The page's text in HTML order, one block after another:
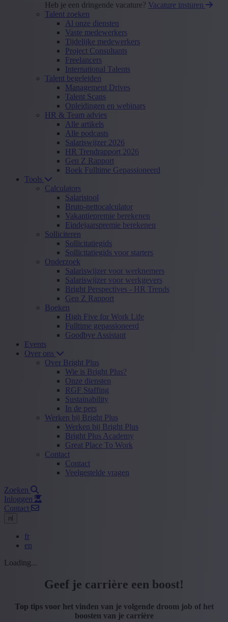
Heb je een dringende vacature? Vacature insturen
Talent zoeken
Al onze diensten
Vaste medewerkers
Tijdelijke medewerkers
Project Consultants
Freelancers
International Talents
Talent begeleiden
Management Drives
Talent Scans
Opleidingen en webinars
HR & Team advies
Alle artikels
Alle podcasts
Salariswijzer 2026
HR Trendrapport 2026
Gen Z Rapport
Boek Fulltime Gepassioneerd
Tools
Calculators
Salaristool
Bruto-nettocalculator
Vakantiepremie berekenen
Eindejaarspremie berekenen
Solliciteren
Sollicitatiegids
Sollicitatiegids voor starters
Onderzoek
Salariswijzer voor werknemers
Salariswijzer voor werkgevers
Bright Perspectives - HR Trends
Gen Z Rapport
Boeken
High Five for Work Life
Fulltime gepassioneerd
Goodbye Assistant
Events
Over ons
Over Bright Plus
Wie is Bright Plus?
Onze diensten
RGF Staffing
Sustainability
In de pers
Werken bij Bright Plus
Werken bij Bright Plus
Bright Plus Academy
Great Place To Work
Contact
Contact
Veelgestelde vragen
Zoeken
Inloggen
Contact
nl
fr
en
Loading...
Geef je carrière een boost!
Top tips voor het vinden van je volgende droom job of het
boosten van je carrière